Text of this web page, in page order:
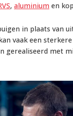
, aluminium en
in plaats van
vaak een
gerealiseerd met